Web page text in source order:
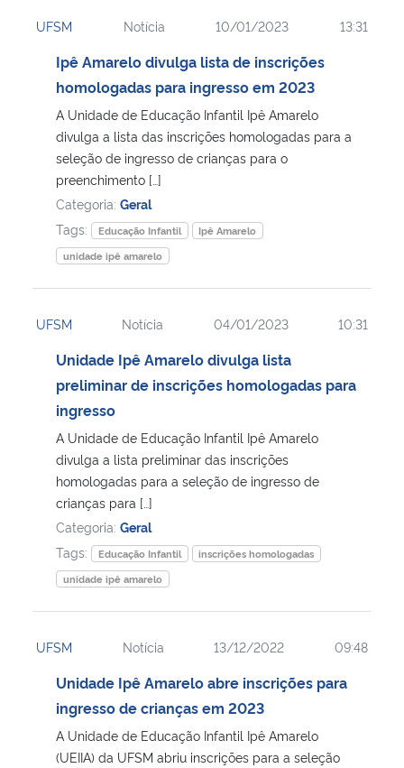
UFSM Notícia 10/01/2023 13:31
Ipê Amarelo divulga lista de inscrições
homologadas para ingresso em 2023
A Unidade de Educação Infantil Ipê Amarelo
divulga a lista das inscrições homologadas para a
seleção de ingresso de crianças para o
preenchimento […]
Categoria: Geral
Tags:
Educação Infantil
Ipê Amarelo
unidade ipê amarelo
UFSM Notícia 04/01/2023 10:31
Unidade Ipê Amarelo divulga lista
preliminar de inscrições homologadas para
ingresso
A Unidade de Educação Infantil Ipê Amarelo
divulga a lista preliminar das inscrições
homologadas para a seleção de ingresso de
crianças para […]
Categoria: Geral
Tags:
Educação Infantil
inscrições homologadas
unidade ipê amarelo
UFSM Notícia 13/12/2022 09:48
Unidade Ipê Amarelo abre inscrições para
ingresso de crianças em 2023
A Unidade de Educação Infantil Ipê Amarelo
(UEIIA) da UFSM abriu inscrições para a seleção